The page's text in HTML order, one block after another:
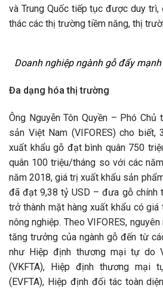
và Trung Quốc tiếp tục được duy
thác các thị trường tiềm năng, thị
Doanh nghiệp ngành gỗ đẩy
Đa dạng hóa thị trường
Ông Nguyễn Tôn Quyền – Phó
sản Việt Nam (VIFORES) cho biết,
xuất khẩu gỗ đạt bình quân 750
quân 100 triệu/tháng so với các
năm 2018, giá trị xuất khẩu sản
đã đạt 9,38 tỷ USD – đưa gỗ chính
trở thành mặt hàng xuất khẩu có
nông nghiệp. Theo VIFORES,
tăng trưởng của ngành gỗ đến từ
như Hiệp định thương mại tự do
(VKFTA), Hiệp định thương mại
(EVFTA), Hiệp định đối tác toàn